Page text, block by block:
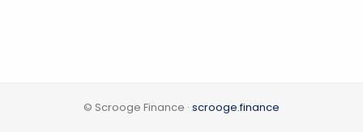
© Scrooge Finance · scrooge.finance